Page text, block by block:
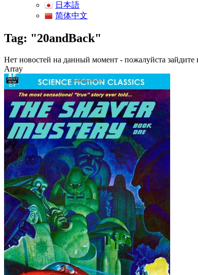
日本語
简体中文
Tag: "20andBack"
Нет новостей на данный момент - пожалуйста
Array